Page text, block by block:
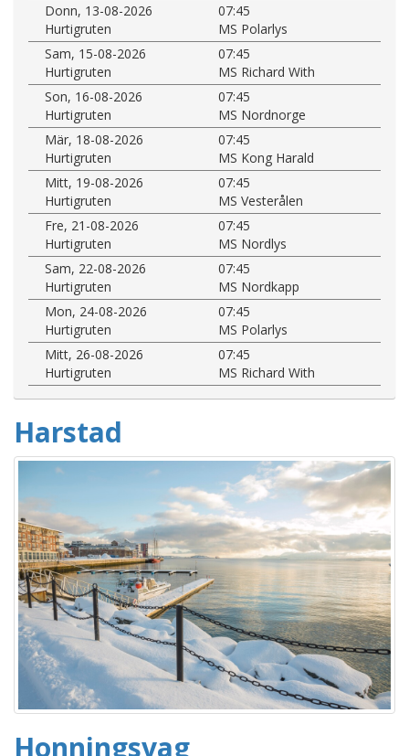
Donn, 13-08-2026
07:45
Hurtigruten
MS Polarlys
Sam, 15-08-2026
07:45
Hurtigruten
MS Richard With
Son, 16-08-2026
07:45
Hurtigruten
MS Nordnorge
Mär, 18-08-2026
07:45
Hurtigruten
MS Kong Harald
Mitt, 19-08-2026
07:45
Hurtigruten
MS Vesterålen
Fre, 21-08-2026
07:45
Hurtigruten
MS Nordlys
Sam, 22-08-2026
07:45
Hurtigruten
MS Nordkapp
Mon, 24-08-2026
07:45
Hurtigruten
MS Polarlys
Mitt, 26-08-2026
07:45
Hurtigruten
MS Richard With
Harstad
Honningsvag